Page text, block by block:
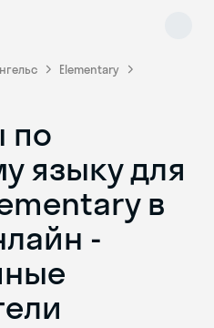
Elementary
по
языку для
в
-